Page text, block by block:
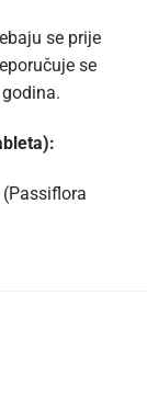
se prije
se